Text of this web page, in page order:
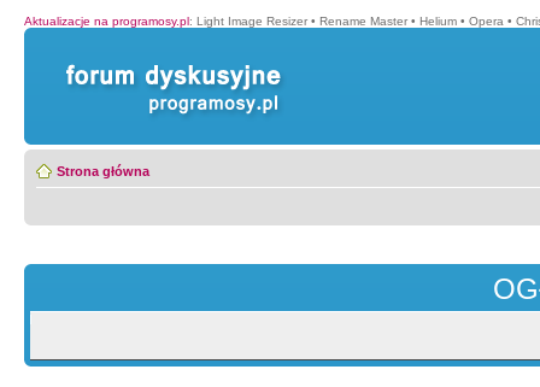
Aktualizacje na programosy.pl: Light Image Resizer • Rename Master • Helium • Opera •
Strona główna